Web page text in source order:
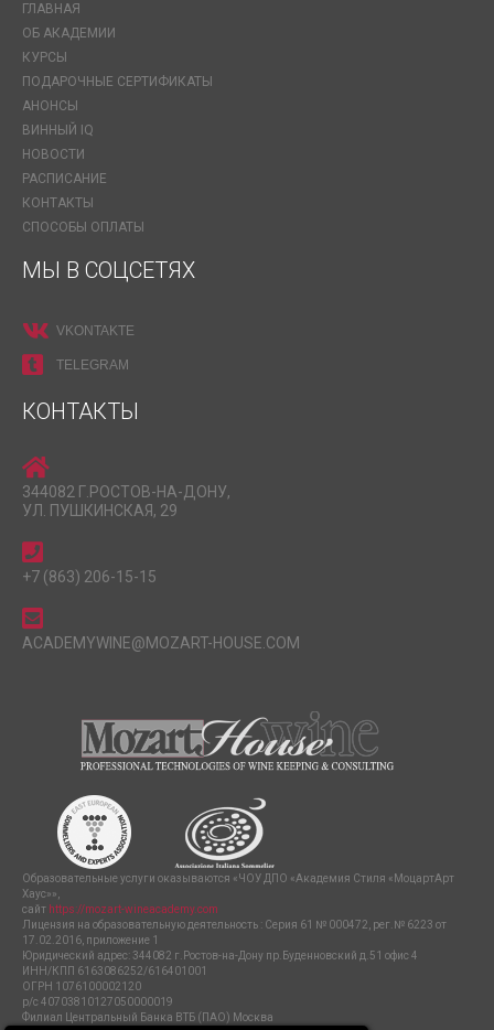
ГЛАВНАЯ
ОБ АКАДЕМИИ
КУРСЫ
ПОДАРОЧНЫЕ СЕРТИФИКАТЫ
АНОНСЫ
ВИННЫЙ IQ
НОВОСТИ
РАСПИСАНИЕ
КОНТАКТЫ
СПОСОБЫ ОПЛАТЫ
МЫ В СОЦСЕТЯХ
VKONTAKTE
TELEGRAM
КОНТАКТЫ
344082 Г.РОСТОВ-НА-ДОНУ,
УЛ. ПУШКИНСКАЯ, 29
+7 (863) 206-15-15
ACADEMYWINE@MOZART-HOUSE.COM
Образовательные услуги оказываются «ЧОУ ДПО «Академия Стиля «МоцартАрт
Хаус»»,
сайт https://mozart-wineacademy.com
Лицензия на образовательную деятельность : Серия 61 № 000472, рег.№ 6223 от
17.02.2016, приложение 1
Юридический адрес: 344082 г.Ростов-на-Дону пр.Буденновский д.51 офис 4
ИНН/КПП 6163086252/616401001
ОГРН 1076100002120
р/с 40703810127050000019
Филиал Центральный Банка ВТБ (ПАО) Москва